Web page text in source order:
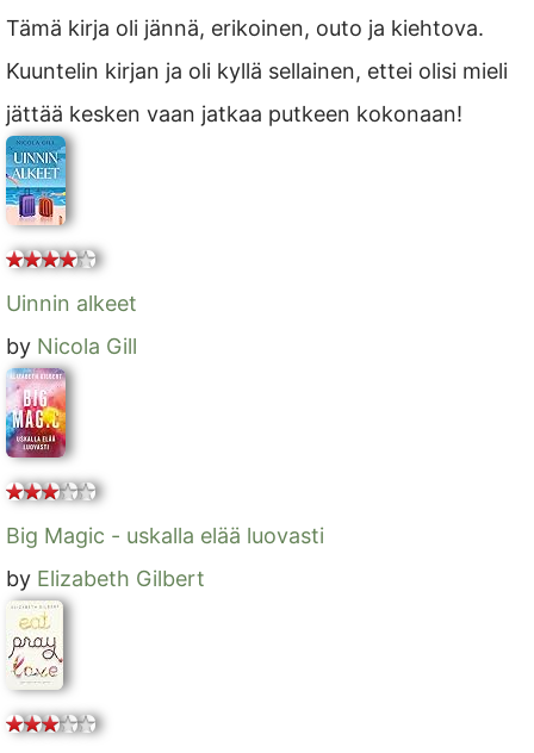
Tämä kirja oli jännä, erikoinen, outo ja kiehtova.
Kuuntelin kirjan ja oli kyllä sellainen, ettei olisi mieli
jättää kesken vaan jatkaa putkeen kokonaan!
Uinnin alkeet
by Nicola Gill
Big Magic - uskalla elää luovasti
by Elizabeth Gilbert